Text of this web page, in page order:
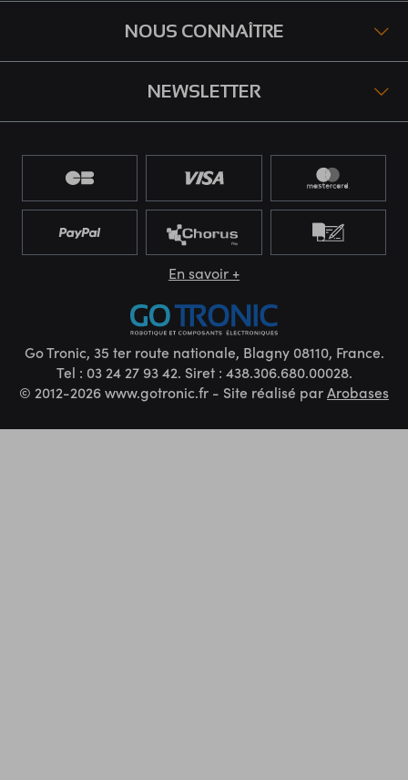
NOUS CONNAÎTRE
NEWSLETTER
En savoir +
Go Tronic, 35 ter route nationale, Blagny 08110, France.
Tel : 03 24 27 93 42. Siret : 438.306.680.00028.
© 2012-2026 www.gotronic.fr - Site réalisé parArobases